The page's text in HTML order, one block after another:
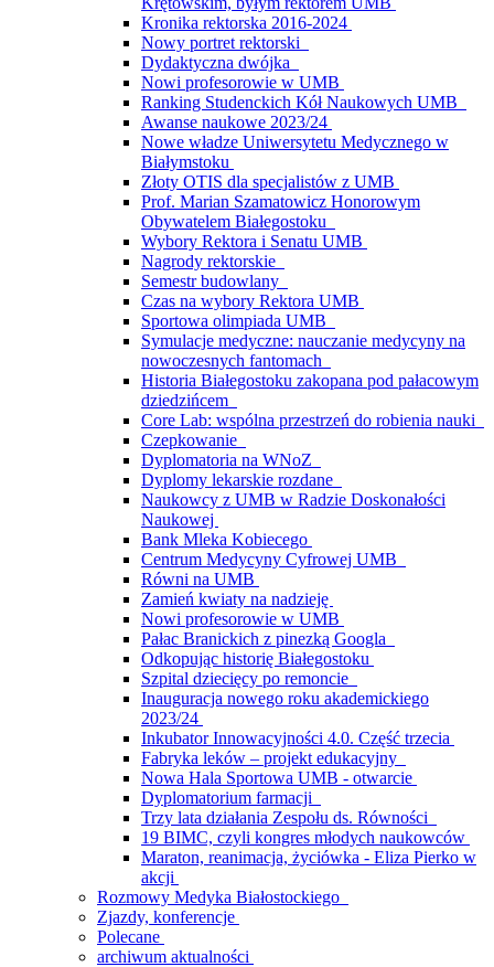
Kronika rektorska 2016-2024
Nowy portret rektorski
Dydaktyczna dwójka
Nowi profesorowie w UMB
Ranking Studenckich Kół Naukowych UMB
Awanse naukowe 2023/24
Nowe władze Uniwersytetu Medycznego w
Białymstoku
Złoty OTIS dla specjalistów z UMB
Prof. Marian Szamatowicz Honorowym
Obywatelem Białegostoku
Wybory Rektora i Senatu UMB
Nagrody rektorskie
Semestr budowlany
Czas na wybory Rektora UMB
Sportowa olimpiada UMB
Symulacje medyczne: nauczanie medycyny na
nowoczesnych fantomach
Historia Białegostoku zakopana pod pałacowym
dziedzińcem
Core Lab: wspólna przestrzeń do robienia nauki
Czepkowanie
Dyplomatoria na WNoZ
Dyplomy lekarskie rozdane
Naukowcy z UMB w Radzie Doskonałości
Naukowej
Bank Mleka Kobiecego
Centrum Medycyny Cyfrowej UMB
Równi na UMB
Zamień kwiaty na nadzieję
Nowi profesorowie w UMB
Pałac Branickich z pinezką Googla
Odkopując historię Białegostoku
Szpital dziecięcy po remoncie
Inauguracja nowego roku akademickiego
2023/24
Inkubator Innowacyjności 4.0. Część trzecia
Fabryka leków – projekt edukacyjny
Nowa Hala Sportowa UMB - otwarcie
Dyplomatorium farmacji
Trzy lata działania Zespołu ds. Równości
19 BIMC, czyli kongres młodych naukowców
Maraton, reanimacja, życiówka - Eliza Pierko w
akcji
Rozmowy Medyka Białostockiego
Zjazdy, konferencje
Polecane
archiwum aktualności